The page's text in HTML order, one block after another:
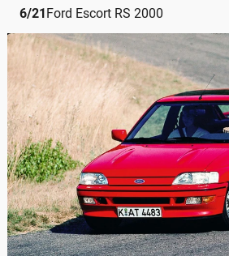
6/21Ford Escort RS 2000